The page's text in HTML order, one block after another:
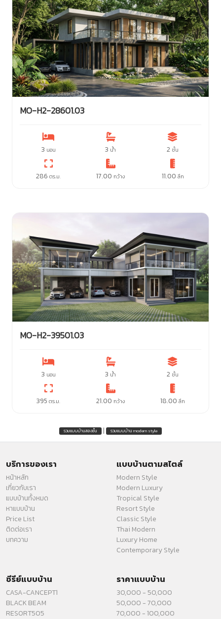
MO-H2-28601.03
3 นอน 3 น้ำ 2 ชั้น
286 ตร.ม. 17.00 กว้าง 11.00 ลึก
MO-H2-39501.03
3 นอน 3 น้ำ 2 ชั้น
395 ตร.ม. 21.00 กว้าง 18.00 ลึก
รวมแบบบ้านสองชั้น | รวมแบบบ้าน modern style
บริการของเรา
หน้าหลัก
เกี่ยวกับเรา
แบบบ้านทั้งหมด
หาแบบบ้าน
Price List
ติดต่อเรา
บทความ
แบบบ้านตามสไตล์
Modern Style
Modern Luxury
Tropical Style
Resort Style
Classic Style
Thai Modern
Luxury Home
Contemporary Style
ซีรีย์แบบบ้าน
CASA-CANCEPT1
BLACK BEAM
RESORT505
ราคาแบบบ้าน
30,000 - 50,000
50,000 - 70,000
70,000 - 100,000